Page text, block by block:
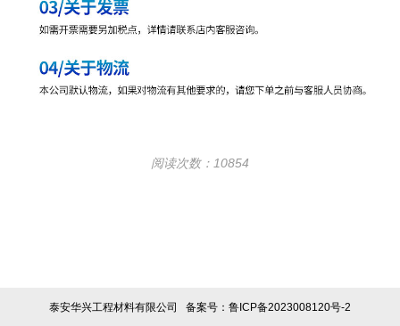
阅读次数：10854
泰安华兴工程材料有限公司 备案号：鲁ICP备2023008120号-2